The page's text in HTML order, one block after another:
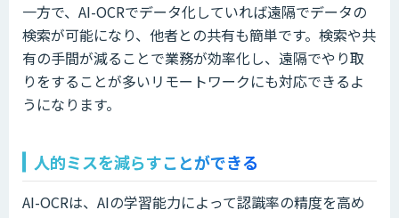
一方で、AI-OCRでデータ化していれば遠隔でデータの
検索が可能になり、他者との共有も簡単です。検索や共
有の手間が減ることで業務が効率化し、遠隔でやり取
りをすることが多いリモートワークにも対応できるよ
うになります。
人的ミスを減らすことができる
AI-OCRは、AIの学習能力によって認識率の精度を高め